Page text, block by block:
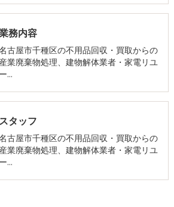
務内容
古屋市千種区の不用品回収・買取からの
業廃棄物処理、建物解体業者・家電リユ
ー…
スタッフ
古屋市千種区の不用品回収・買取からの
業廃棄物処理、建物解体業者・家電リユ
ー…